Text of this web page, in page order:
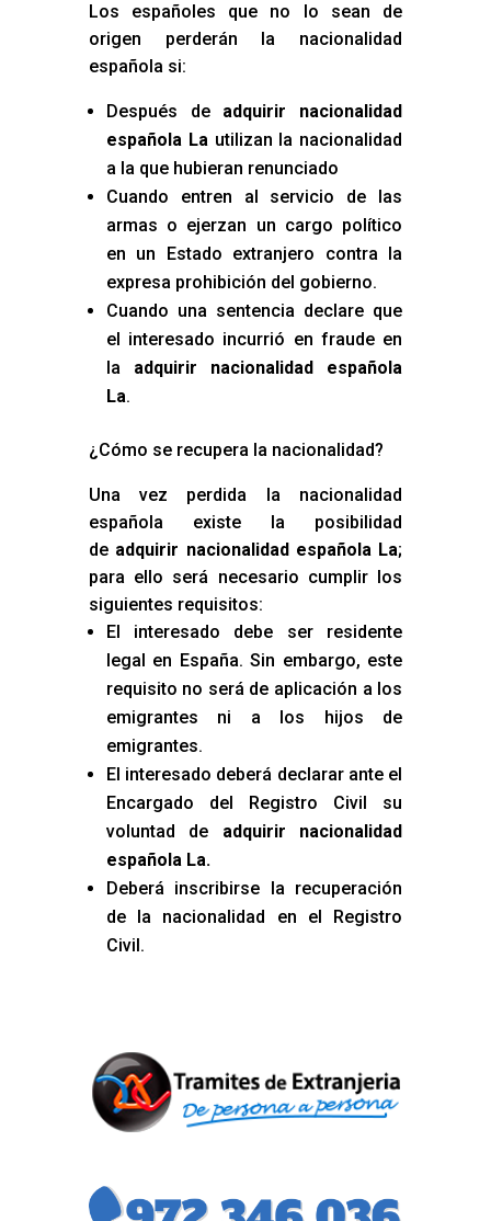
Los españoles que no lo sean de
origen perderán la nacionalidad
española si:
Después de adquirir nacionalidad
española Lautilizan la nacionalidad
a la que hubieran renunciado
Cuando entren al servicio de las
armas o ejerzan un cargo político
en un Estado extranjero contra la
expresa prohibición del gobierno.
Cuando una sentencia declare que
el interesado incurrió en fraude en
la adquirir nacionalidad española
La.
¿Cómo se recupera la nacionalidad?
Una vez perdida la nacionalidad
española existe la posibilidad
de adquirir nacionalidad española La;
para ello será necesario cumplir los
siguientes requisitos:
El interesado debe ser residente
legal en España. Sin embargo, este
requisito no será de aplicación a los
emigrantes ni a los hijos de
emigrantes.
El interesado deberá declarar ante el
Encargado del Registro Civil su
voluntad de adquirir nacionalidad
española La.
Deberá inscribirse la recuperación
de la nacionalidad en el Registro
Civil.